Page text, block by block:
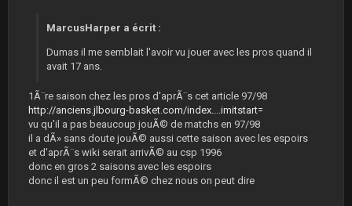
MarcusHarper a écrit :
Dumas il me semblait l'avoir vu jouer avec les pros quand il
avait 17 ans.
1Ã¨re saison chez les pros d'aprÃ¨s cet article 97/98
http://anciens.jlbourg-basket.com/index....imitstart=
vu qu'il a pas beaucoup jouÃ© de matchs en 97/98
il a dÃ» sans doute jouÃ© aussi cette saison avec les espoirs
et d'aprÃ¨s wiki serait arrivÃ© au csp 1996
donc en gros 2 saisons avec les espoirs
donc il est un peu formÃ© chez nous on peut dire